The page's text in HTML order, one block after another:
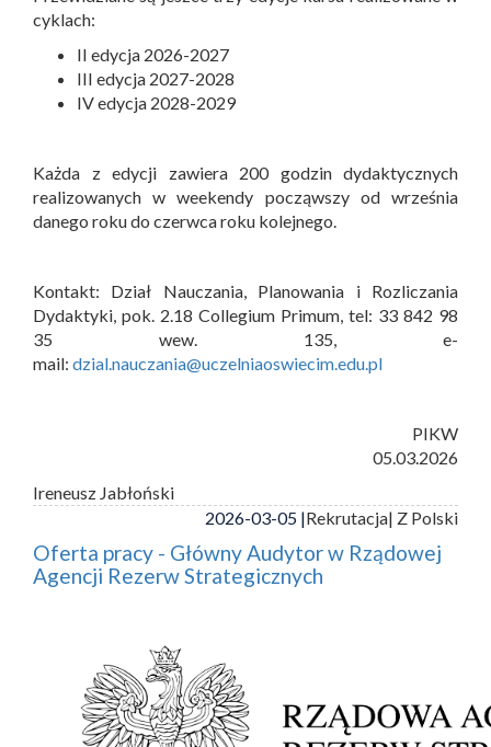
cyklach:
II edycja 2026-2027
III edycja 2027-2028
IV edycja 2028-2029
Każda z edycji zawiera 200 godzin dydaktycznych
realizowanych w weekendy począwszy od września
danego roku do czerwca roku kolejnego.
Kontakt: Dział Nauczania, Planowania i Rozliczania
Dydaktyki, pok. 2.18 Collegium Primum, tel: 33 842 98
35 wew. 135, e-
mail: dzial.nauczania@uczelniaoswiecim.edu.pl
PIKW
05.03.2026
Ireneusz Jabłoński
2026-03-05 |Rekrutacja| Z Polski
Oferta pracy - Główny Audytor w Rządowej
Agencji Rezerw Strategicznych